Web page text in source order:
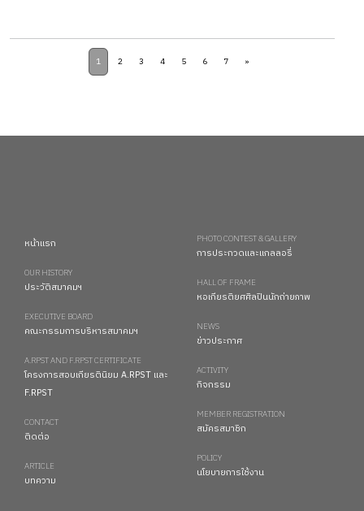
1 2 3 4 5 6 7 »
หน้าแรก
OUR HISTORY
ประวัติสมาคมฯ
EXECUTIVE BOARD
คณะกรรมการบริหารสมาคมฯ
A.RPST AND F.RPST CERTIFICATE
โครงการสอบเกียรตินิยม A.RPST และ
F.RPST
CONTACT
ติดต่อ
ARTICLE
บทความ
PHOTO CONTEST & GALLERY
การประกวดและแกลลอรี่
HALL OF FRAME
หอเกียรติยศศิลปินนักถ่ายภาพ
NEWS
ข่าวประกาศ
ACTIVITY
กิจกรรม
MEMBER REGISTRATION
สมัครสมาชิก
POLICY
นโยบายการใช้งาน